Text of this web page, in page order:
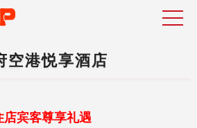
空港悦享酒店
店宾客尊享礼遇